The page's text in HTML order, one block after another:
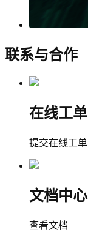
联系与合作
在线工单
提交在线工单
文档中心
查看文档